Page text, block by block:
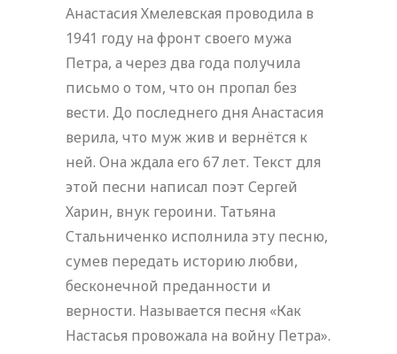
Анастасия Хмелевская проводила в
1941 году на фронт своего мужа
Петра, а через два года получила
письмо о том, что он пропал без
вести. До последнего дня Анастасия
верила, что муж жив и вернётся к
ней. Она ждала его 67 лет. Текст для
этой песни написал поэт Сергей
Харин, внук героини. Татьяна
Стальниченко исполнила эту песню,
сумев передать историю любви,
бесконечной преданности и
верности. Называется песня «Как
Настасья провожала на войну Петра».